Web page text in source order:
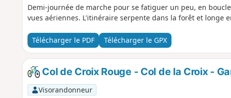
Demi-journée de marche pour se fatiguer un peu, en
vues aériennes. L'itinéraire serpente dans la forêt et longe
Télécharger le PDF Télécharger le GPX
Col de Croix Rouge - Col de la Croix -
Visorandonneur